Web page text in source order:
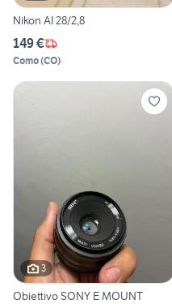
Nikon AI 28/2,8
149 €
Como(CO)
3
Obiettivo SONY E MOUNT